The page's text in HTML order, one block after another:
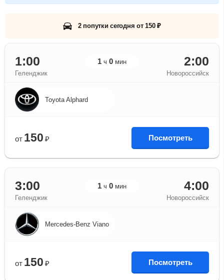
2 попутки сегодня от 150 ₽
1:00 1 ч 0 мин 2:00
Геленджик Новороссийск
Toyota Alphard
от 150 ₽ Посмотреть
3:00 1 ч 0 мин 4:00
Геленджик Новороссийск
Mercedes-Benz Viano
от 150 ₽ Посмотреть